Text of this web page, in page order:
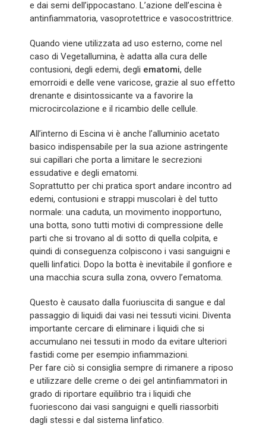
e dai semi dell’ippocastano. L’azione dell’escina è
antinfiammatoria, vasoprotettrice e vasocostrittrice.
Quando viene utilizzata ad uso esterno, come nel
caso di Vegetallumina, è adatta alla cura delle
contusioni, degli edemi, degli ematomi, delle
emorroidi e delle vene varicose, grazie al suo effetto
drenante e disintossicante va a favorire la
microcircolazione e il ricambio delle cellule.
All’interno di Escina vi è anche l’alluminio acetato
basico indispensabile per la sua azione astringente
sui capillari che porta a limitare le secrezioni
essudative e degli ematomi.
Soprattutto per chi pratica sport andare incontro ad
edemi, contusioni e strappi muscolari è del tutto
normale: una caduta, un movimento inopportuno,
una botta, sono tutti motivi di compressione delle
parti che si trovano al di sotto di quella colpita, e
quindi di conseguenza colpiscono i vasi sanguigni e
quelli linfatici. Dopo la botta è inevitabile il gonfiore e
una macchia scura sulla zona, ovvero l’ematoma.
Questo è causato dalla fuoriuscita di sangue e dal
passaggio di liquidi dai vasi nei tessuti vicini. Diventa
importante cercare di eliminare i liquidi che si
accumulano nei tessuti in modo da evitare ulteriori
fastidi come per esempio infiammazioni.
Per fare ciò si consiglia sempre di rimanere a riposo
e utilizzare delle creme o dei gel antinfiammatori in
grado di riportare equilibrio tra i liquidi che
fuoriescono dai vasi sanguigni e quelli riassorbiti
dagli stessi e dal sistema linfatico.